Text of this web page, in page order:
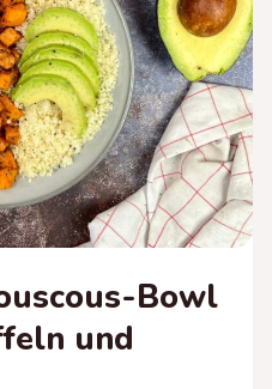
Bowl
und